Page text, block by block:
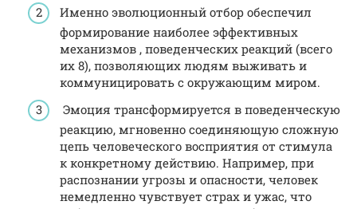
Именно эволюционный отбор обеспечил
формирование наиболее эффективных
механизмов , поведенческих реакций (всего
их 8), позволяющих людям выживать и
коммуницировать с окружающим миром.
Эмоция трансформируется в поведенческую
реакцию, мгновенно соединяющую сложную
цепь человеческого восприятия от стимула
к конкретному действию. Например, при
распознании угрозы и опасности, человек
немедленно чувствует страх и ужас, что